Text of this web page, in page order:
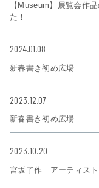
【Museum】展覧会作
た！
2024.01.08
新春書き初め広場
2023.12.07
新春書き初め広場
2023.10.20
宮坂了作 アーティスト